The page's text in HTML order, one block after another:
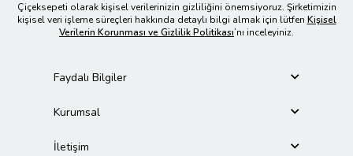
Çiçeksepeti olarak kişisel verilerinizin gizliliğini önemsiyoruz. Şirketimizin
kişisel veri işleme süreçleri hakkında detaylı bilgi almak için lütfen Kişisel
Verilerin Korunması ve Gizlilik Politikası’nı inceleyiniz.
Faydalı Bilgiler
Kurumsal
İletişim